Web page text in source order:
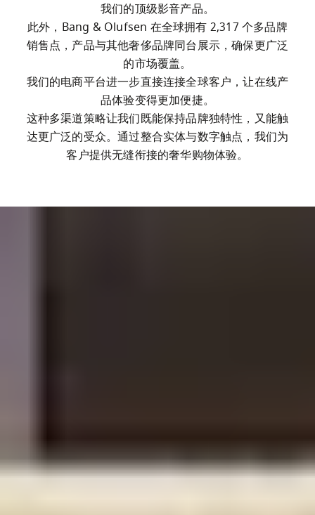
我们的顶级影音产品。
此外，Bang & Olufsen 在全球拥有 2,317 个多品牌
销售点，产品与其他奢侈品牌同台展示，确保更广泛
的市场覆盖。
我们的电商平台进一步直接连接全球客户，让在线产
品体验变得更加便捷。
这种多渠道策略让我们既能保持品牌独特性，又能触
达更广泛的受众。通过整合实体与数字触点，我们为
客户提供无缝衔接的奢华购物体验。